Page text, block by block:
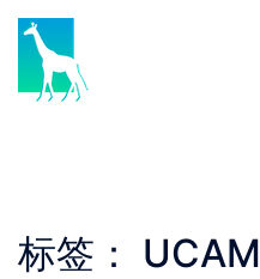
Skip
content
标签： UCAM